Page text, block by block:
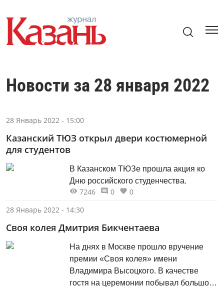
Новости за 28 января 2022
28 Январь 2022 - 15:00
Казанский ТЮЗ открыл двери костюмерной
для студентов
В Казанском ТЮЗе прошла акция ко
Дню российского студенчества.
7246 0
0
28 Январь 2022 - 14:30
Своя колея Дмитрия Бикчентаева
На днях в Москве прошло вручение
премии «Своя колея» имени
Владимира Высоцкого. В качестве
гостя на церемонии побывал большой